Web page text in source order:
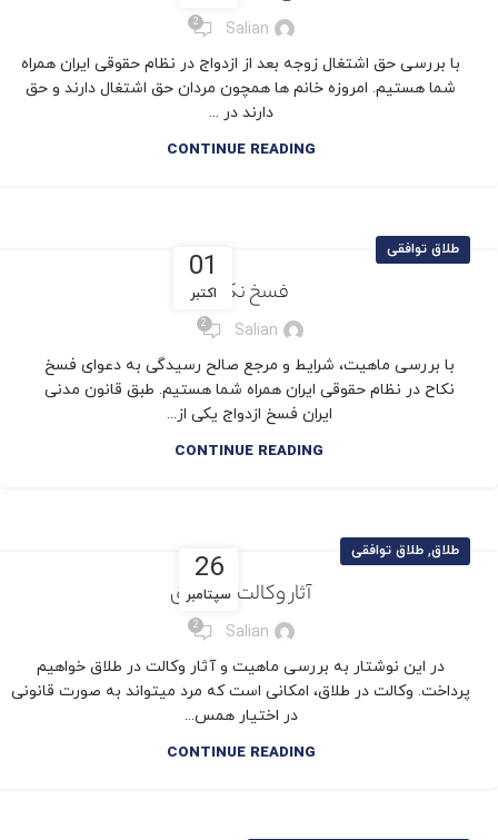
Salian
2
با بررسی حق اشتغال زوجه بعد از ازدواج در نظام حقوقی ایران همراه
شما هستیم. امروزه خانم ها همچون مردان حق اشتغال دارند و حق
دارند در ...
CONTINUE READING
01
اکتبر
طلاق توافقی
فسخ نکاح
Salian
2
با بررسی ماهیت، شرایط و مرجع صالح رسیدگی به دعوای فسخ
نکاح در نظام حقوقی ایران همراه شما هستیم. طبق قانون مدنی
ایران فسخ ازدواج یکی از...
CONTINUE READING
26
سپتامبر
طلاق, طلاق توافقی
آثار وکالت در طلاق
Salian
2
در این نوشتار به بررسی ماهیت و آثار وکالت در طلاق خواهیم
پرداخت. وکالت در طلاق، امکانی است که مرد میتواند به صورت قانونی
در اختیار همس...
CONTINUE READING